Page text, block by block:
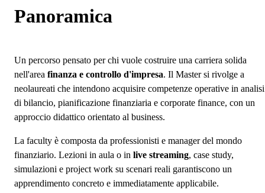
Programma
Docenti
Iscrizione
Borse di studio e finanziamenti
Open Day
Domande frequenti
Panoramica
Un percorso pensato per chi vuole costruire una carriera solida
nell'area finanza e controllo d'impresa. Il Master si rivolge a
neolaureati che intendono acquisire competenze operative in analisi
di bilancio, pianificazione finanziaria e corporate finance, con un
approccio didattico orientato al business.
La faculty è composta da professionisti e manager del mondo
finanziario. Lezioni in aula o in live streaming, case study,
simulazioni e project work su scenari reali garantiscono un
apprendimento concreto e immediatamente applicabile.